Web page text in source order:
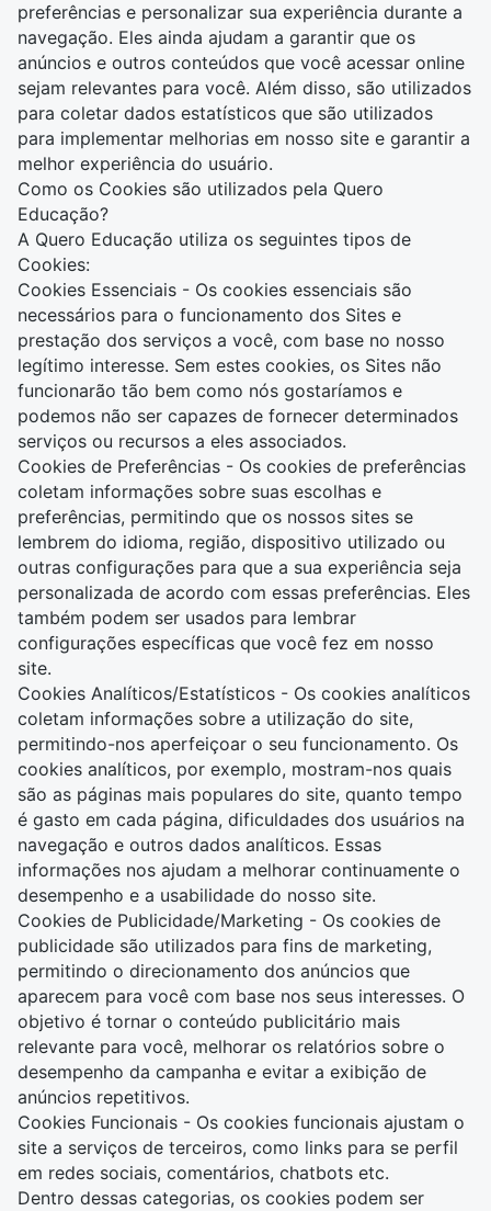
preferências e personalizar sua experiência durante a
navegação. Eles ainda ajudam a garantir que os
anúncios e outros conteúdos que você acessar online
sejam relevantes para você. Além disso, são utilizados
para coletar dados estatísticos que são utilizados
para implementar melhorias em nosso site e garantir a
melhor experiência do usuário.
Como os Cookies são utilizados pela Quero
Educação?
A Quero Educação utiliza os seguintes tipos de
Cookies:
Cookies Essenciais - Os cookies essenciais são
necessários para o funcionamento dos Sites e
prestação dos serviços a você, com base no nosso
legítimo interesse. Sem estes cookies, os Sites não
funcionarão tão bem como nós gostaríamos e
podemos não ser capazes de fornecer determinados
serviços ou recursos a eles associados.
Cookies de Preferências - Os cookies de preferências
coletam informações sobre suas escolhas e
preferências, permitindo que os nossos sites se
lembrem do idioma, região, dispositivo utilizado ou
outras configurações para que a sua experiência seja
personalizada de acordo com essas preferências. Eles
também podem ser usados para lembrar
configurações específicas que você fez em nosso
site.
Cookies Analíticos/Estatísticos - Os cookies analíticos
coletam informações sobre a utilização do site,
permitindo-nos aperfeiçoar o seu funcionamento. Os
cookies analíticos, por exemplo, mostram-nos quais
são as páginas mais populares do site, quanto tempo
é gasto em cada página, dificuldades dos usuários na
navegação e outros dados analíticos. Essas
informações nos ajudam a melhorar continuamente o
desempenho e a usabilidade do nosso site.
Cookies de Publicidade/Marketing - Os cookies de
publicidade são utilizados para fins de marketing,
permitindo o direcionamento dos anúncios que
aparecem para você com base nos seus interesses. O
objetivo é tornar o conteúdo publicitário mais
relevante para você, melhorar os relatórios sobre o
desempenho da campanha e evitar a exibição de
anúncios repetitivos.
Cookies Funcionais - Os cookies funcionais ajustam o
site a serviços de terceiros, como links para se perfil
em redes sociais, comentários, chatbots etc.
Dentro dessas categorias, os cookies podem ser